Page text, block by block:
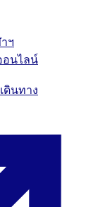
ฯ
อนไลน์
ดินทาง